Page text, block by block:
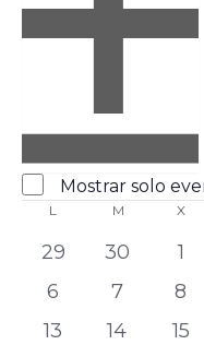
Abrir
filtro
Cerrar
filtro
Eventos
destacados
Mostrar solo
Calendario
de
Eventos
L M X
0
eventos
29
0
eventos
30
0
1
0
eventos
6
0
eventos
7
0
8
0
13
0
14
0
15